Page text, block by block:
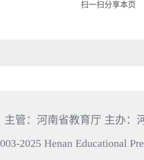
扫一扫分享本页
主管：河南省教育厅 主办：
2025 Henan Educational